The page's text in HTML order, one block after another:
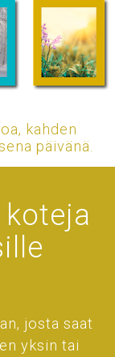
kahden
päivänä.
koteja
josta saat
yksin tai